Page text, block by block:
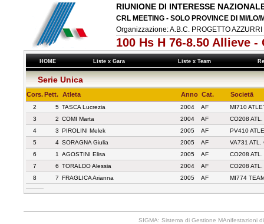
RIUNIONE DI INTERESSE
CRL MEETING - SOLO PROVINCE DI MI/LO/
Organizzazione: A.B.C. PROGETTO
100 Hs H 76-8.50 Allieve -
HOME Liste x Gara Liste x Team
Serie Unica
Cors.Pett. Atleta Anno Cat. Societā
2 5 TASCA Lucrezia 2004 AF
MI710
3
2 COMI Marta 2004 AF
CO208
4
3 PIROLINI Melek 2005 AF
PV410
5
4 SORAGNA Giulia 2005 AF
VA731 ATL.
6
1 AGOSTINI Elisa 2005 AF
CO208
7
6 TORALDO Alessia 2004 AF
CO208
8
7 FRAGLICA Arianna 2005 AF MI774
SIGMA: Sistema di Gestione MAnifestazioni